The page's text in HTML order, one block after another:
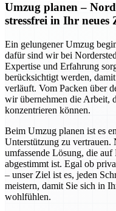
Umzug planen –
stressfrei in Ihr neues
Ein gelungener Umzug
dafür sind wir bei
Expertise und Erfahrung
berücksichtigt werden,
verläuft. Vom Packen über
wir übernehmen die Arbeit,
konzentrieren können.
Beim Umzug planen ist es
Unterstützung zu vertrauen.
umfassende Lösung, die
abgestimmt ist. Egal ob
– unser Ziel ist es, jeden
meistern, damit Sie sich in
wohlfühlen.